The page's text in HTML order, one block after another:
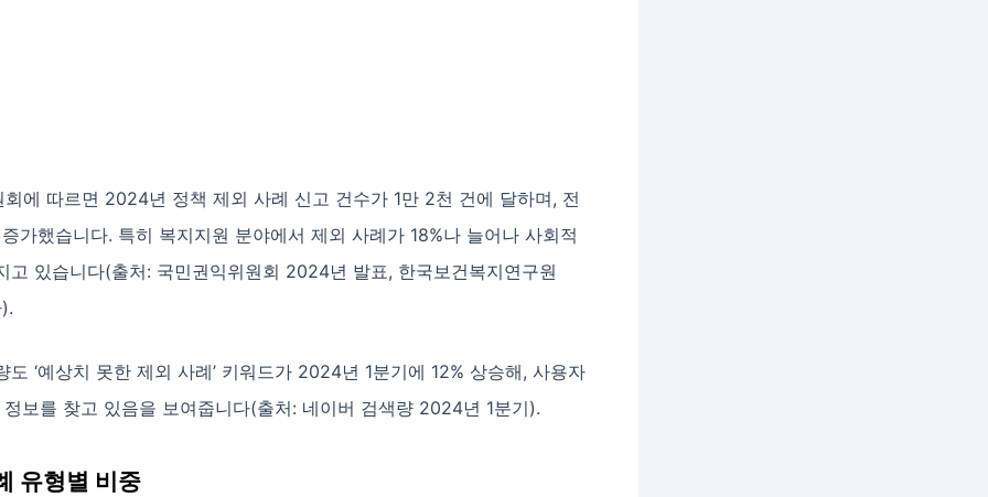
회에 따르면 2024년 정책 제외 사례 신고 건수가 1만 2천 건에 달하며, 전
가했습니다. 특히 복지지원 분야에서 제외 사례가 18%나 늘어나 사회적
고 있습니다(출처: 국민권익위원회 2024년 발표, 한국보건복지연구원
도 ‘예상치 못한 제외 사례’ 키워드가 2024년 1분기에 12% 상승해, 사용자
보를 찾고 있음을 보여줍니다(출처: 네이버 검색량 2024년 1분기).
유형별 비중